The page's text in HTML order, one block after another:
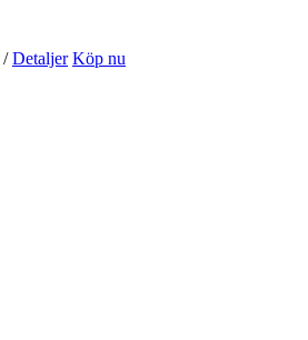
/ Detaljer Köp nu